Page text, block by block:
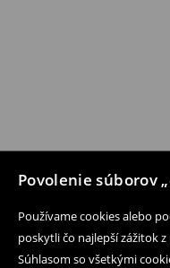
Povolenie súborov
Používame cookies alebo
poskytli čo najlepší zážitok
Súhlasom so všetkými